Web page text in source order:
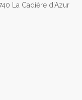
La Cadière d’Azur